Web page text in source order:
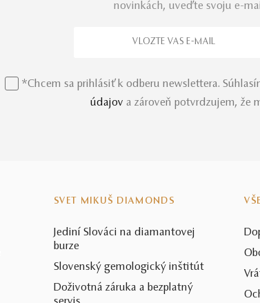
novinkách, uveďte svoju e-
*Chcem sa prihlásiť k odberu newslettera.
údajov a zároveň potvrdzujem, že
SVET MIKUŠ DIAMONDS
Jediní Slováci na diamantovej
burze
Slovenský gemologický inštitút
Doživotná záruka a bezplatný